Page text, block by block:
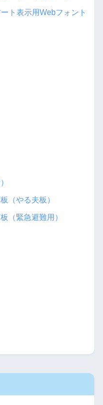
ト表示用Webフォント
（やる夫板）
（緊急避難用）